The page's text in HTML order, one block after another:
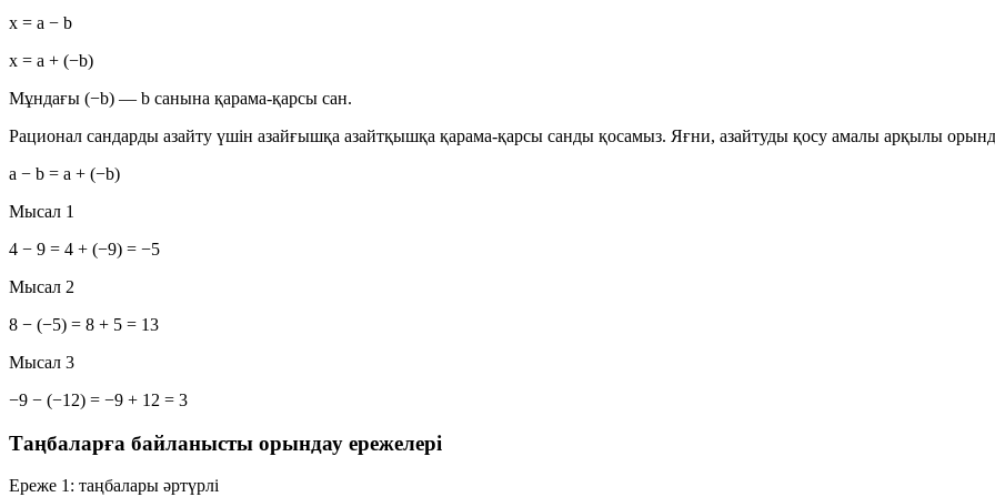
x = a − b
x = a + (−b)
Мұндағы (−b) — b санына қарама-қарсы сан.
Рационал сандарды азайту үшін азайғышқа азайтқышқа қарама-қарсы санды қосамыз. Яғни, азайтуды қосу амалы арқылы
a − b = a + (−b)
Мысал 1
4 − 9 = 4 + (−9) = −5
Мысал 2
8 − (−5) = 8 + 5 = 13
Мысал 3
−9 − (−12) = −9 + 12 = 3
Таңбаларға байланысты орындау ережелері
Ереже 1: таңбалары әртүрлі